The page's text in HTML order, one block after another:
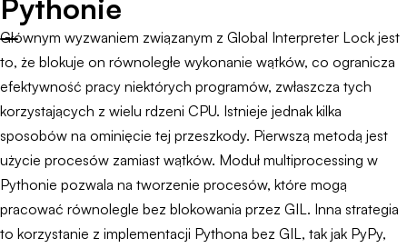
Pythonie
Głównym wyzwaniem związanym z Global Interpreter Lock jest
to, że blokuje on równoległe wykonanie wątków, co ogranicza
efektywność pracy niektórych programów, zwłaszcza tych
korzystających z wielu rdzeni CPU. Istnieje jednak kilka
sposobów na ominięcie tej przeszkody. Pierwszą metodą jest
użycie procesów zamiast wątków. Moduł multiprocessing w
Pythonie pozwala na tworzenie procesów, które mogą
pracować równolegle bez blokowania przez GIL. Inna strategia
to korzystanie z implementacji Pythona bez GIL, tak jak PyPy,